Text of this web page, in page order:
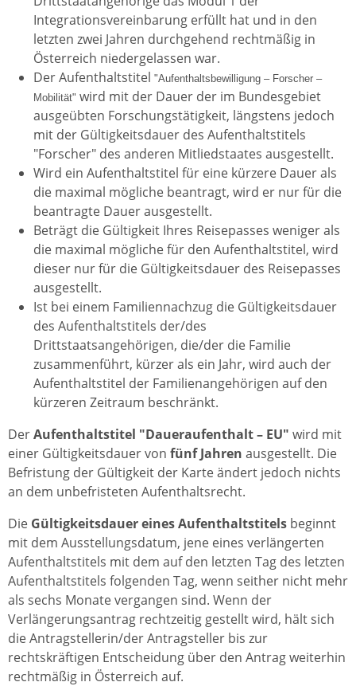
Integrationsvereinbarung erfüllt hat und in den
letzten zwei Jahren durchgehend rechtmäßig in
Österreich niedergelassen war.
Der Aufenthaltstitel "Aufenthaltsbewilligung – Forscher –
Mobilität" wird mit der Dauer der im Bundesgebiet
ausgeübten Forschungstätigkeit, längstens jedoch
mit der Gültigkeitsdauer des Aufenthaltstitels
"Forscher" des anderen Mitliedstaates ausgestellt.
Wird ein Aufenthaltstitel für eine kürzere Dauer als
die maximal mögliche beantragt, wird er nur für die
beantragte Dauer ausgestellt.
Beträgt die Gültigkeit Ihres Reisepasses weniger als
die maximal mögliche für den Aufenthaltstitel, wird
dieser nur für die Gültigkeitsdauer des Reisepasses
ausgestellt.
Ist bei einem Familiennachzug die Gültigkeitsdauer
des Aufenthaltstitels der/des
Drittstaatsangehörigen, die/der die Familie
zusammenführt, kürzer als ein Jahr, wird auch der
Aufenthaltstitel der Familienangehörigen auf den
kürzeren Zeitraum beschränkt.
DerAufenthaltstitel "Daueraufenthalt – EU" wird mit
einer Gültigkeitsdauer von fünf Jahren ausgestellt. Die
Befristung der Gültigkeit der Karte ändert jedoch nichts
an dem unbefristeten Aufenthaltsrecht.
Die Gültigkeitsdauer eines Aufenthaltstitels beginnt
mit dem Ausstellungsdatum, jene eines verlängerten
Aufenthaltstitels mit dem auf den letzten Tag des letzten
Aufenthaltstitels folgenden Tag, wenn seither nicht mehr
als sechs Monate vergangen sind. Wenn der
Verlängerungsantrag rechtzeitig gestellt wird, hält sich
die Antragstellerin/der Antragsteller bis zur
rechtskräftigen Entscheidung über den Antrag weiterhin
rechtmäßig in Österreich auf.